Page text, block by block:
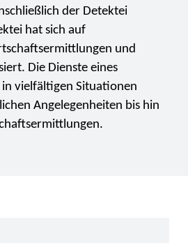
der Detektei
hat sich auf
und
Die Dienste eines
vielfältigen Situationen
Angelegenheiten bis hin